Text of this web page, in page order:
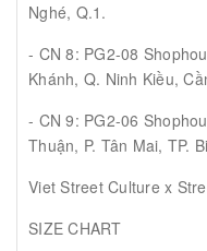
Nghé, Q.1.
- CN 8: PG2-08
Khánh, Q. Ninh Kiều,
- CN 9: PG2-06
Thuận, P. Tân Mai, TP.
Viet Street Culture x
SIZE CHART